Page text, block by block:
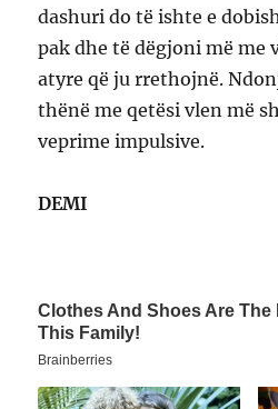
dashuri do të ishte e
pak dhe të dëgjoni më me
atyre që ju rrethojnë.
thënë me qetësi vlen më
veprime impulsive.
DEMI